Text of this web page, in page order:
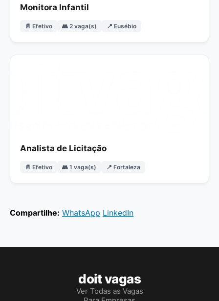
Monitora Infantil
📄 Efetivo 👥 2 vaga(s) 📍 Eusébio
Analista de Licitação
📄 Efetivo 👥 1 vaga(s) 📍 Fortaleza
Compartilhe: WhatsApp LinkedIn
doit vagas
Ver Todas as Vagas